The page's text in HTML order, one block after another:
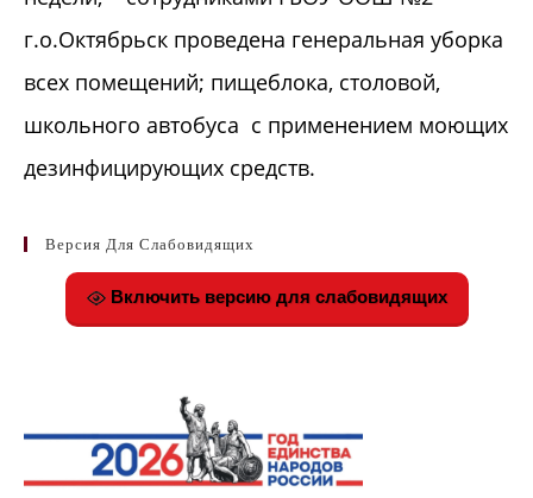
г.о.Октябрьск проведена генеральная уборка
всех помещений; пищеблока, столовой,
школьного автобуса с применением моющих
дезинфицирующих средств.
Версия Для Слабовидящих
Включить версию для слабовидящих